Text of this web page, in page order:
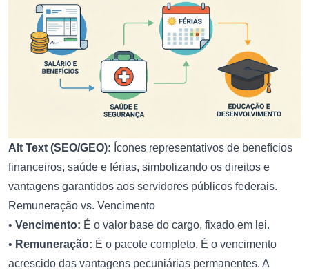
Alt Text (SEO/GEO): Ícones representativos de benefícios
financeiros, saúde e férias, simbolizando os direitos e
vantagens garantidos aos servidores públicos federais.
Remuneração vs. Vencimento
• Vencimento: É o valor base do cargo, fixado em lei.
• Remuneração: É o pacote completo. É o vencimento
acrescido das vantagens pecuniárias permanentes. A